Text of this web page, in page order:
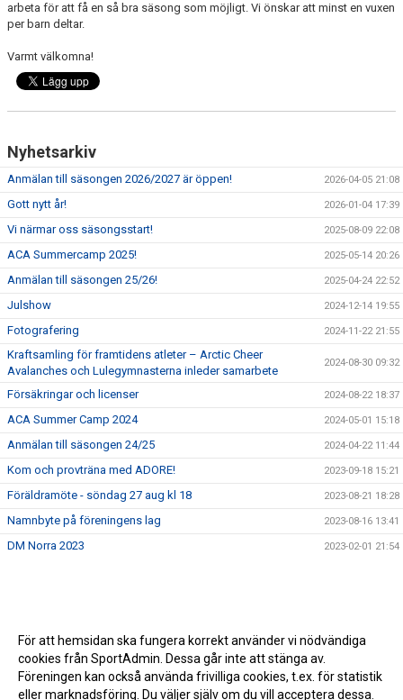
ACA WEBBUTIK
VISSELBLÅSARE
arbeta för att få en så bra säsong som möjligt. Vi önskar att minst en vuxen
per barn deltar.
Varmt välkomna!
Nyhetsarkiv
Anmälan till säsongen 2026/2027 är öppen! 2026-04-05 21:08
Gott nytt år! 2026-01-04 17:39
Vi närmar oss säsongsstart! 2025-08-09 22:08
ACA Summercamp 2025! 2025-05-14 20:26
Anmälan till säsongen 25/26! 2025-04-24 22:52
Julshow 2024-12-14 19:55
Fotografering 2024-11-22 21:55
Kraftsamling för framtidens atleter – Arctic Cheer
Avalanches och Lulegymnasterna inleder samarbete
2024-08-30 09:32
Försäkringar och licenser 2024-08-22 18:37
ACA Summer Camp 2024 2024-05-01 15:18
Anmälan till säsongen 24/25 2024-04-22 11:44
Kom och provträna med ADORE! 2023-09-18 15:21
Föräldramöte - söndag 27 aug kl 18 2023-08-21 18:28
Namnbyte på föreningens lag 2023-08-16 13:41
DM Norra 2023 2023-02-01 21:54
För att hemsidan ska fungera korrekt använder vi nödvändiga
cookies från SportAdmin. Dessa går inte att stänga av.
Föreningen kan också använda frivilliga cookies, t.ex. för statistik
eller marknadsföring. Du väljer själv om du vill acceptera dessa.